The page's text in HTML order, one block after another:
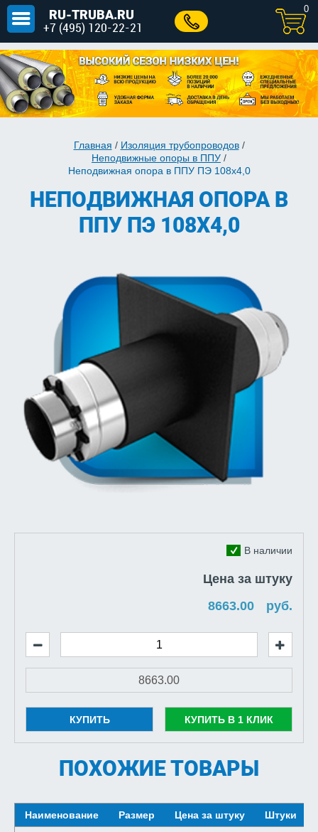
RU-TRUBA.RU
+7 (495) 120-22-21
0
Главная / Изоляция трубопроводов/
Неподвижные опоры в ППУ /
Неподвижная опора в ППУ ПЭ 108х4,0
НЕПОДВИЖНАЯ ОПОРА В
ППУ ПЭ 108Х4,0
В наличии
Цена за штуку
руб.
КУПИТЬ КУПИТЬ В 1 КЛИК
ПОХОЖИЕ ТОВАРЫ
Наименование Размер Цена за штуку Штуки